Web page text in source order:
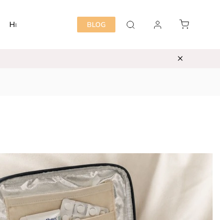
BLOG
Hračky Detská izba Starostlivosť